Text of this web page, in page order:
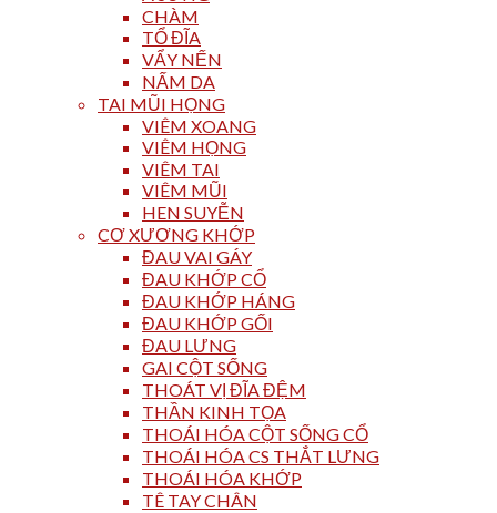
CHÀM
TỔ ĐĨA
VẨY NẾN
NẤM DA
TAI MŨI HỌNG
VIÊM XOANG
VIÊM HỌNG
VIÊM TAI
VIÊM MŨI
HEN SUYỄN
CƠ XƯƠNG KHỚP
ĐAU VAI GÁY
ĐAU KHỚP CỔ
ĐAU KHỚP HÁNG
ĐAU KHỚP GỐI
ĐAU LƯNG
GAI CỘT SỐNG
THOÁT VỊ ĐĨA ĐỆM
THẦN KINH TỌA
THOÁI HÓA CỘT SỐNG CỔ
THOÁI HÓA CS THẮT LƯNG
THOÁI HÓA KHỚP
TÊ TAY CHÂN